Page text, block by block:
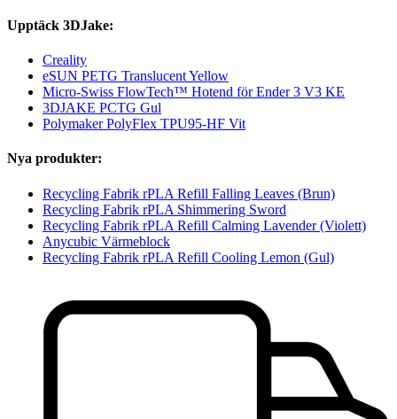
Upptäck 3DJake:
Creality
eSUN PETG Translucent Yellow
Micro-Swiss FlowTech™ Hotend för Ender 3 V3 KE
3DJAKE PCTG Gul
Polymaker PolyFlex TPU95-HF Vit
Nya produkter:
Recycling Fabrik rPLA Refill Falling Leaves (Brun)
Recycling Fabrik rPLA Shimmering Sword
Recycling Fabrik rPLA Refill Calming Lavender (Violett)
Anycubic Värmeblock
Recycling Fabrik rPLA Refill Cooling Lemon (Gul)